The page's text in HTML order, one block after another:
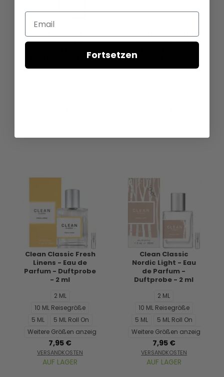
Men - Eau de
Duftprobe - 2 ml
Clean Classic Fresh
Laundry - Eau de
Clean Classic Fresh
Linens - Eau de
Parfum - Duftprobe
- 2 ml
2 ML
10 ML Reisegröße
5 ML
5 ML Roll On
Weitere Größen anzeigen...
7,95 €
VERSANDKOSTEN
AUF LAGER
Clean Classic
Nordic Light - Eau
de Parfum -
Duftprobe - 2 ml
2 ML
10 ML Reisegröße
5 ML
5 ML Roll On
Weitere Größen anzeigen...
7,95 €
VERSANDKOSTEN
AUF LAGER
Email
Fortsetzen